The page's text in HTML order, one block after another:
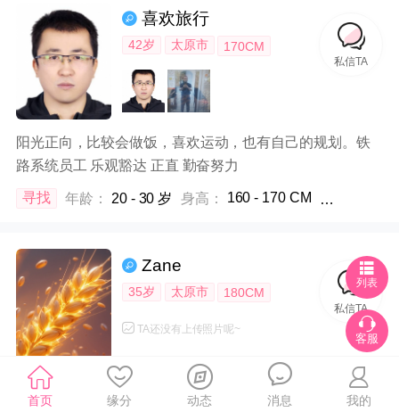
喜欢旅行
42岁 太原市 170CM
阳光正向，比较会做饭，喜欢运动，也有自己的规划。铁
路系统员工 乐观豁达 正直 勤奋努力
寻找 年龄： 20 - 30 岁 身高： 160 - 170 CM
私信TA
Zane
35岁 太原市 180CM
TA还没有上传照片呢~
性格开朗、胸怀宽广的人
私信TA
列表
客服
首页 缘分 动态 消息 我的